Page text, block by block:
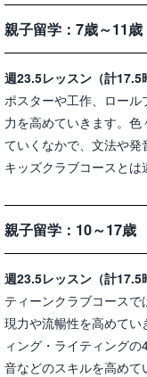
親子留学：7歳～11
週23.5レッスン（計17.5
ポスターや工作、ロー
力を高めていきます。
ていくなかで、文法や発
キッズクラブコースとは
親子留学：10～17
週23.5レッスン（計17.5
ティーンクラブコース
現力や流暢性を高めて
ィング・ライティング
音などのスキルを高めて